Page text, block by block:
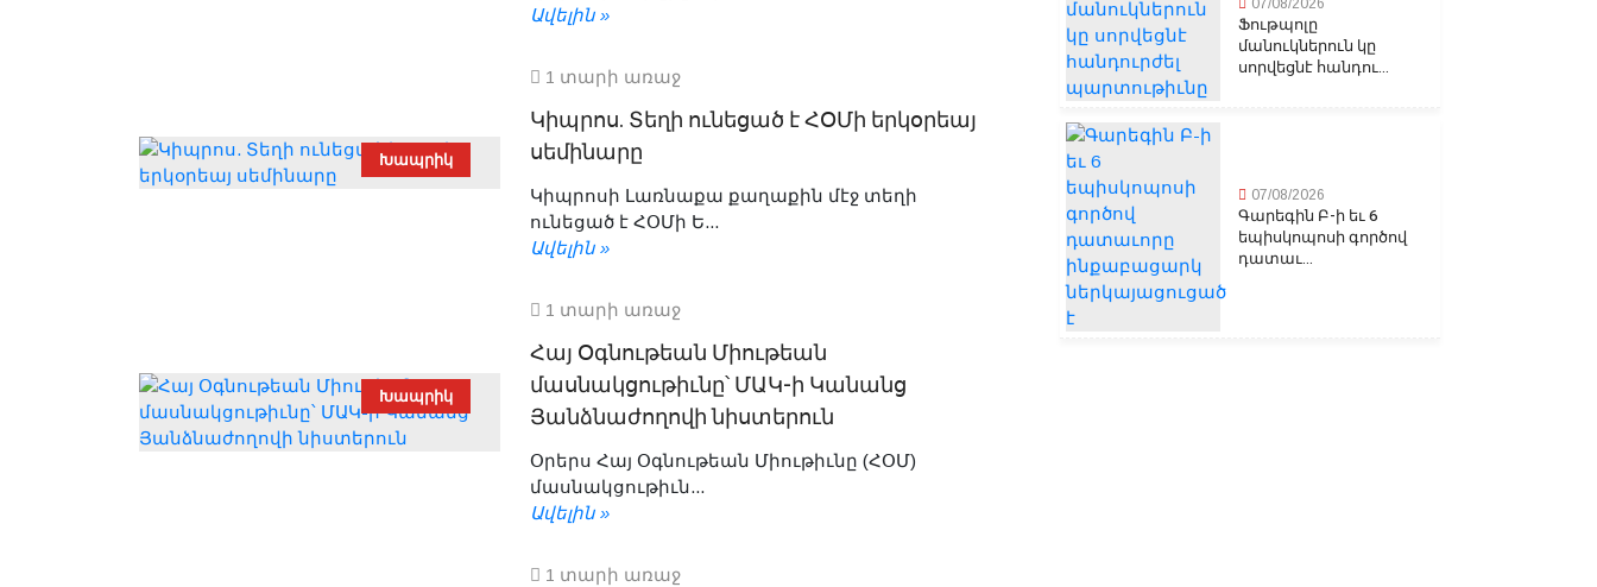
Ավելին »
Խապրիկ
1 տարի առաջ
Կիպրոս. Տեղի ունեցած է ՀՕՄի երկօրեայ
սեմինարը
Կիպրոսի Լառնաքա քաղաքին մէջ տեղի
ունեցած է ՀՕՄի Ե...
Ավելին »
Խապրիկ
1 տարի առաջ
Հայ Օգնութեան Միութեան
մասնակցութիւնը՝ ՄԱԿ-ի Կանանց
Յանձնաժողովի նիստերուն
Օրերս Հայ Օգնութեան Միութիւնը (ՀՕՄ)
մասնակցութիւն...
Ավելին »
1 տարի առաջ
07/08/2026
Ֆութպոլը
մանուկներուն կը
սորվեցնէ հանդու...
07/08/2026
Գարեգին Բ-ի եւ 6
եպիսկոպոսի գործով
դատաւ...